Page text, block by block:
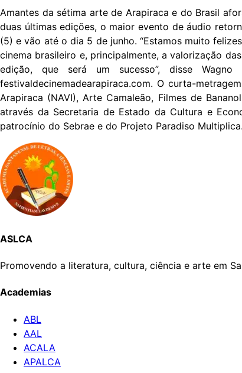
Amantes da sétima arte de Arapiraca e do Brasil
duas últimas edições, o maior evento de áudio
(5) e vão até o dia 5 de junho. “Estamos muito
cinema brasileiro e, principalmente, a valorização
edição, que será um sucesso”, disse
festivaldecinemadearapiraca.com. O curta-
Arapiraca (NAVI), Arte Camaleão, Filmes de
através da Secretaria de Estado da Cultura e
patrocínio do Sebrae e do Projeto Paradiso
ASLCA
Promovendo a literatura, cultura, ciência e arte em
Academias
ABL
AAL
ACALA
APALCA